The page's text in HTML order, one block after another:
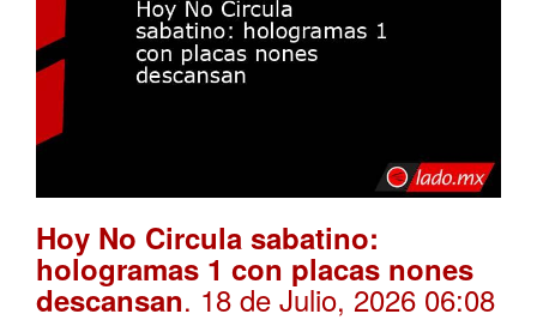
Hoy No Circula sabatino:
hologramas 1 con placas nones
descansan. 18 de Julio, 2026 06:08